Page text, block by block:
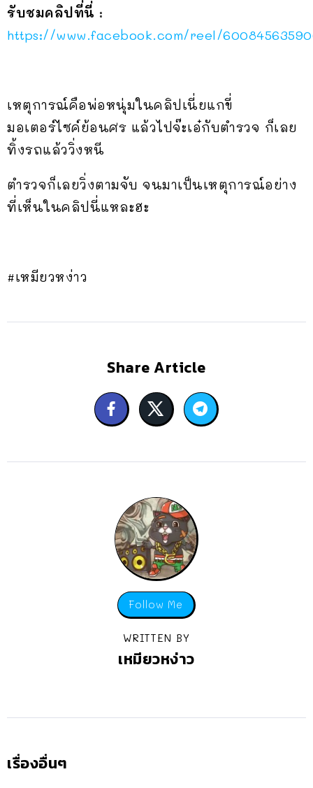
รับชมคลิปที่นี่ :
https://www.facebook.com/reel/
เหตุการณ์คือพ่อหนุ่มในคลิปเนี่ยแกขี่
มอเตอร์ไซค์ย้อนศร แล้วไปจ๊ะเอ๋กับตำรวจ ก็เลย
ทิ้งรถแล้ววิ่งหนี
ตำรวจก็เลยวิ่งตามจับ จนมาเป็นเหตุการณ์อย่าง
ที่เห็นในคลิปนี่แหละฮะ
#เหมียวหง่าว
Share Article
Follow Me
WRITTEN BY
เหมียวหง่าว
เรื่องอื่นๆ